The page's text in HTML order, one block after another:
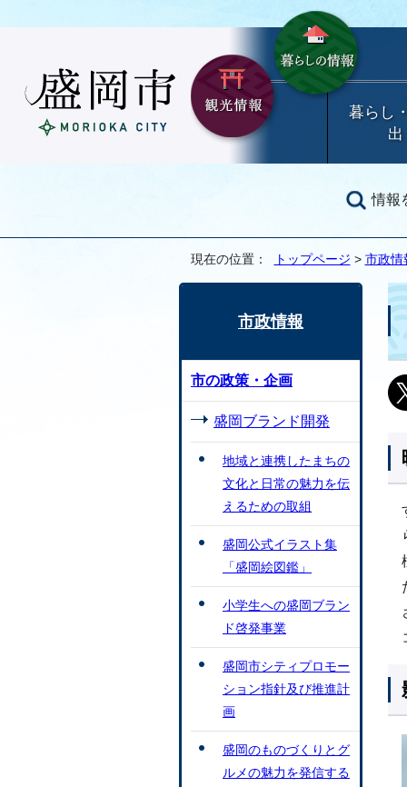
暮らし
出
情報
現在の位置： トップページ > 市政情
市政情報
市の政策・企画
盛岡ブランド開発
地域と連携したまちの
文化と日常の魅力を伝
えるための取組
盛岡公式イラスト集
「盛岡絵図鑑」
小学生への盛岡ブラン
ド啓発事業
盛岡市シティプロモー
ション指針及び推進計
画
盛岡のものづくりとグ
ルメの魅力を発信する